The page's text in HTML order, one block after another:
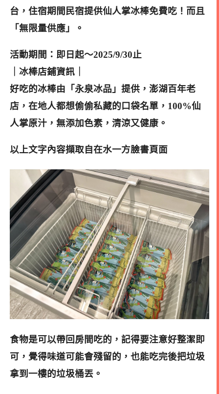
台，住宿期間民宿提供仙人掌冰棒免費吃！而且
「無限量供應」。
活動期間：即日起～2025/9/30止
｜冰棒店鋪資訊｜
好吃的冰棒由「永泉冰品」提供，澎湖百年老
店，在地人都想偷偷私藏的口袋名單，100%仙
人掌原汁，無添加色素，清涼又健康。
以上文字內容擷取自在水一方臉書頁面
食物是可以帶回房間吃的，記得要注意好整潔即
可，覺得味道可能會殘留的，也能吃完後把垃圾
拿到一樓的垃圾桶丟。